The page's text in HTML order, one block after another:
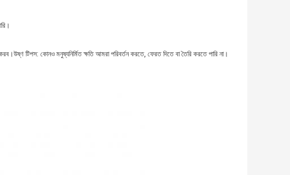
টিপস: কোনও মনুষ্যনির্মিত ক্ষতি আমরা পরিবর্তন করতে, ফেরত দিতে বা তৈরি করতে পারি না।